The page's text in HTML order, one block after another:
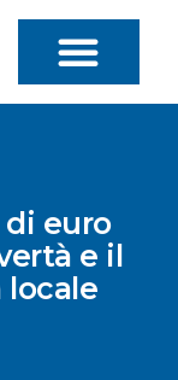
di euro
e il
locale